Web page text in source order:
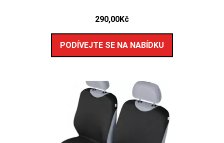
290,00Kč
PODÍVEJTE SE NA NABÍDKU